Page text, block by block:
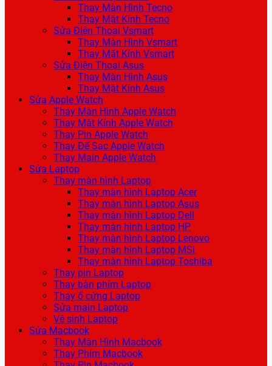
Thay Màn Hình Tecno
Thay Mặt Kính Tecno
Sửa Điện Thoại Vsmart
Thay Màn Hình Vsmart
Thay Mặt Kính Vsmart
Sửa Điện Thoại Asus
Thay Màn Hình Asus
Thay Mặt Kính Asus
Sửa Apple Watch
Thay Màn Hình Apple Watch
Thay Mặt Kính Apple Watch
Thay Pin Apple Watch
Thay Đế Sạc Apple Watch
Thay Main Apple Watch
Sửa Laptop
Thay màn hình Laptop
Thay màn hình Laptop Acer
Thay màn hình Laptop Asus
Thay màn hình Laptop Dell
Thay màn hình Laptop HP
Thay màn hình Laptop Lenovo
Thay màn hình Laptop MSI
Thay màn hình Laptop Toshiba
Thay pin Laptop
Thay bàn phím Laptop
Thay ổ cứng Laptop
Sửa main Laptop
Vệ sinh Laptop
Sửa Macbook
Thay Màn Hình Macbook
Thay Phím Macbook